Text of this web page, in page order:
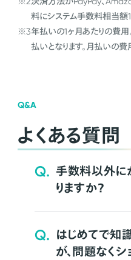
料にシステム手数料相当額
※3年払いの1ヶ月あたりの費用
払いとなります。月払いの費
Q&A
よくある質問
Q. 手数料以外に
りますか？
Q. はじめてで知
が、問題なく